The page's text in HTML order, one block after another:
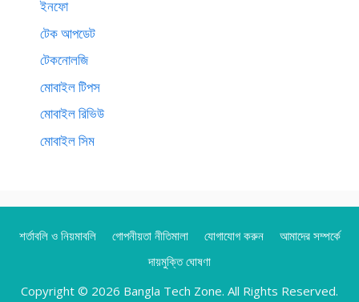
ইনফো
টেক আপডেট
টেকনোলজি
মোবাইল টিপস
মোবাইল রিভিউ
মোবাইল সিম
শর্তাবলি ও নিয়মাবলি গোপনীয়তা নীতিমালা যোগাযোগ করুন
আমাদের সম্পর্কে
দায়মুক্তি ঘোষণা
Copyright © 2026 Bangla Tech Zone. All Rights Reserved.